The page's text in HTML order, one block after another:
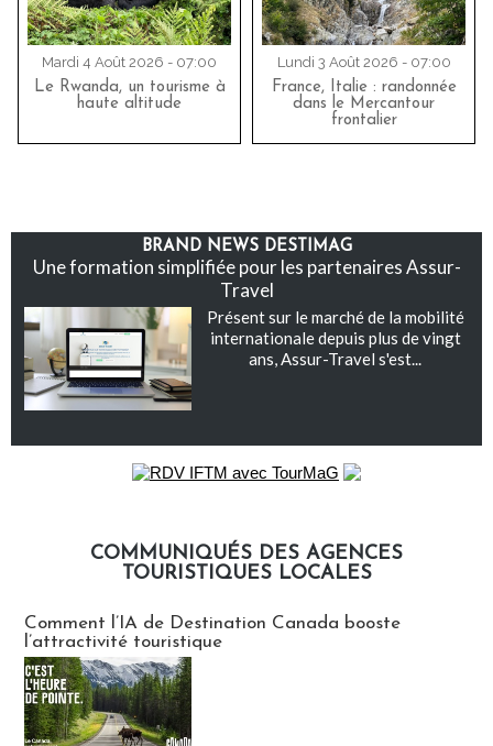
Mardi 4 Août 2026 - 07:00
Le Rwanda, un tourisme à
haute altitude
Lundi 3 Août 2026 - 07:00
France, Italie : randonnée
dans le Mercantour
frontalier
BRAND NEWS DESTIMAG
Une formation simplifiée pour les partenaires Assur-
Travel
Présent sur le marché de la mobilité
internationale depuis plus de vingt
ans, Assur-Travel s'est...
COMMUNIQUÉS DES AGENCES
TOURISTIQUES LOCALES
Comment l’IA de Destination Canada booste
l’attractivité touristique